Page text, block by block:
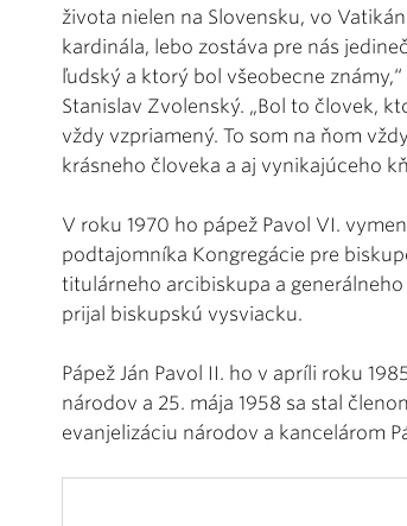
života nielen na Slovensku, vo
kardinála, lebo zostáva pre nás
ľudský a ktorý bol všeobecne
Stanislav Zvolenský. „Bol to človek,
vždy vzpriamený. To som na ňom
krásneho človeka a aj vynikajúceho
V roku 1970 ho pápež Pavol VI.
podtajomníka Kongregácie pre
titulárneho arcibiskupa a
prijal biskupskú vysviacku.
Pápež Ján Pavol II. ho v apríli roku
národov a 25. mája 1958 sa stal
evanjelizáciu národov a kancelárom